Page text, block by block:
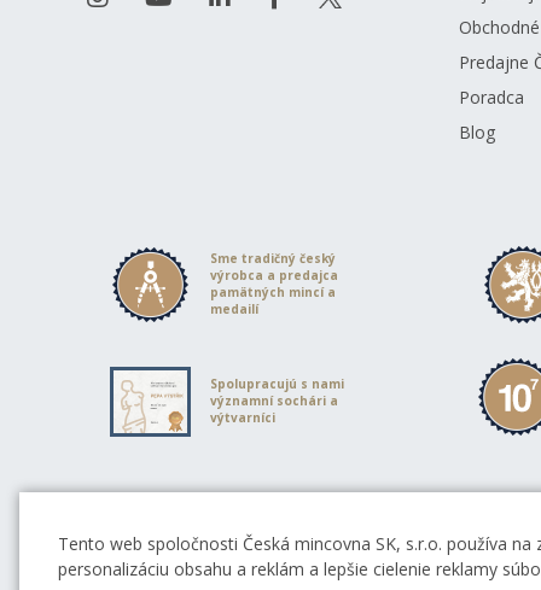
Predajne
Poradca
Blog
Sme tradičný český
výrobca a predajca
pamätných mincí a
medailí
Spolupracujú s nami
významní sochári a
výtvarníci
Tento web spoločnosti Česká mincovna SK, s.r.o. používa
personalizáciu obsahu a reklám a lepšie cielenie reklamy